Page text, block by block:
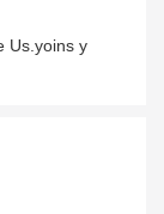
Us.yoins y